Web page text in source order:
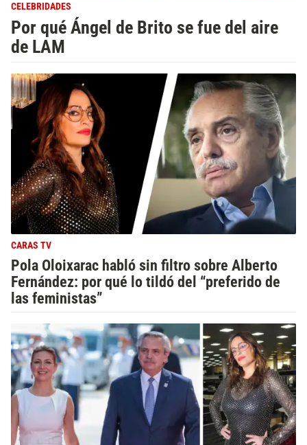
CELEBRIDADES
Por qué Ángel de Brito se fue del aire
de LAM
CARAS TV
Pola Oloixarac habló sin filtro sobre Alberto
Fernández: por qué lo tildó del “preferido de
las feministas”